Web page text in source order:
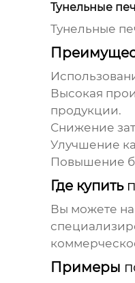
Тунельные
Тунельные
Высокая
продукции.
Снижение
Улучшение
Повышение
Где купить
Вы можете
Примеры